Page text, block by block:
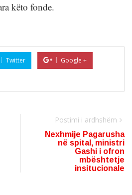
këto fonde.
Twitter
Google +
Postimi i ardhshëm
Nexhmije Pagarusha
në spital, ministri
Gashi i ofron
mbështetje
insitucionale